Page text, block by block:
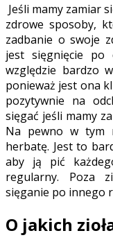
Jeśli mamy zamiar
zdrowe sposoby,
zadbanie o swoje
jest sięgnięcie po
względzie bardzo
ponieważ jest ona
pozytywnie na
sięgać jeśli mamy
Na pewno w tym
herbatę. Jest to
aby ją pić
regularny. Poza
sięganie po innego
O jakich